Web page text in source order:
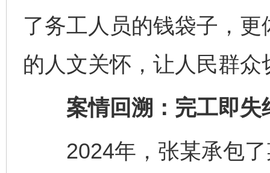
了务工人员的钱袋子，
的人文关怀，让人民群
案情回溯：完工即失
2024年，张某承包了